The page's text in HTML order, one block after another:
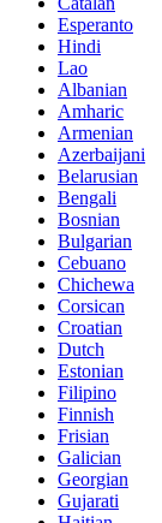
Esperanto
Hindi
Lao
Albanian
Amharic
Armenian
Azerbaijani
Belarusian
Bengali
Bosnian
Bulgarian
Cebuano
Chichewa
Corsican
Croatian
Dutch
Estonian
Filipino
Finnish
Frisian
Galician
Georgian
Gujarati